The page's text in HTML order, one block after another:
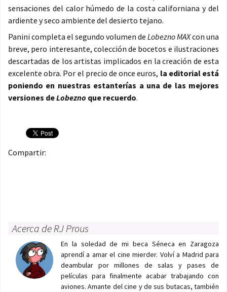
sensaciones del calor húmedo de la costa californiana y del
ardiente y seco ambiente del desierto tejano.
Panini completa el segundo volumen de Lobezno MAXcon una
breve, pero interesante, colección de bocetos e ilustraciones
descartadas de los artistas implicados en la creación de esta
excelente obra. Por el precio de once euros, la editorial está
poniendo en nuestras estanterías a una de las mejores
versiones deLobezno que recuerdo.
Compartir:
Acerca de RJ Prous
En la soledad de mi beca Séneca en Zaragoza
aprendí a amar el cine mierder. Volví a Madrid para
deambular por millones de salas y pases de
películas para finalmente acabar trabajando con
aviones. Amante del cine y de sus butacas, también